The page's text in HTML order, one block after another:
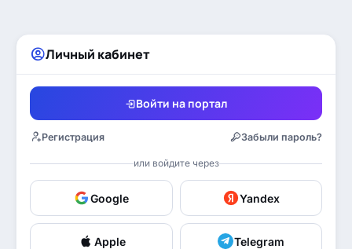
Личный кабинет
Войти на портал
Регистрация Забыли пароль?
или войдите через
Google Yandex
Apple Telegram